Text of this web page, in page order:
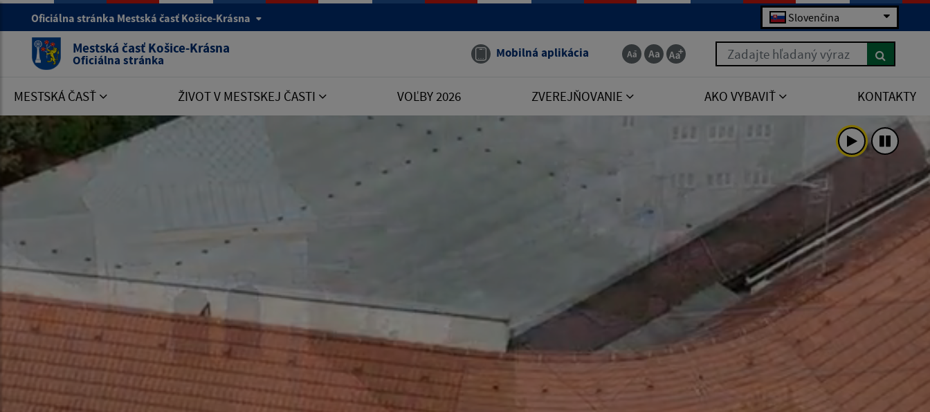
Oficiálna stránka Mestská časť Košice-Krásna Slovenčina
Mestská časť Košice-Krásna
Oficiálna stránka Mobilná aplikácia Zadajte hľadaný výraz
MESTSKÁ ČASŤ ŽIVOT V MESTSKEJ ČASTI VOĽBY 2026 ZVEREJŇOVANIE AKO VYBAVIŤ KONTAKTY